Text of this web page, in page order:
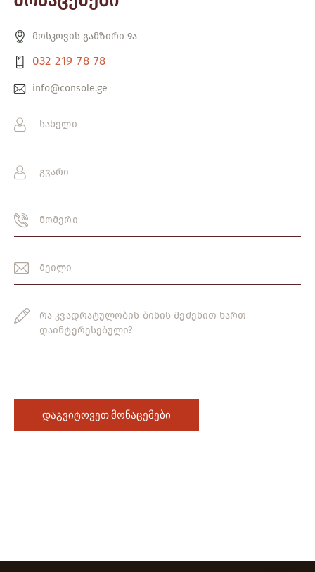
მოსკოვის გამზირი 9ა
032 219 78 78
info@console.ge